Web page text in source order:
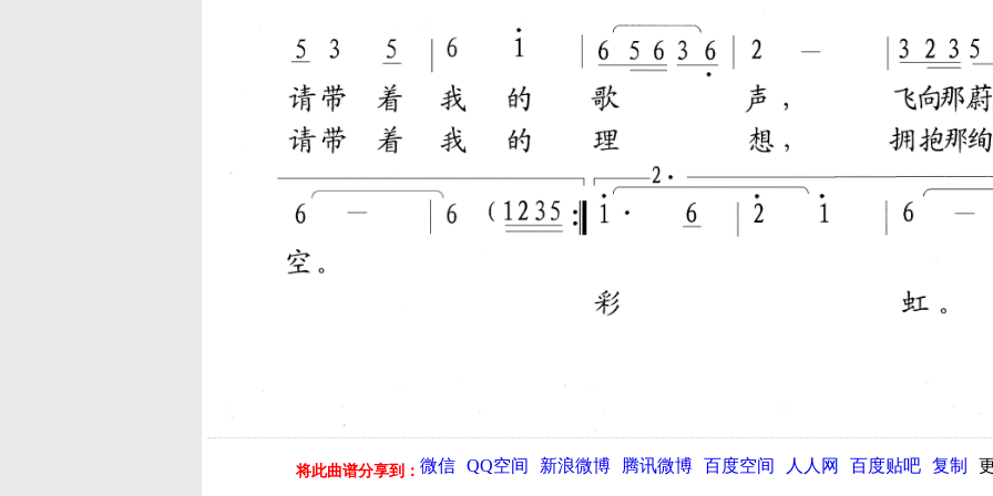
将此曲谱分享到： 微信 QQ空间 新浪微博 腾讯微博 百度空间 人人网 百度贴吧 复制